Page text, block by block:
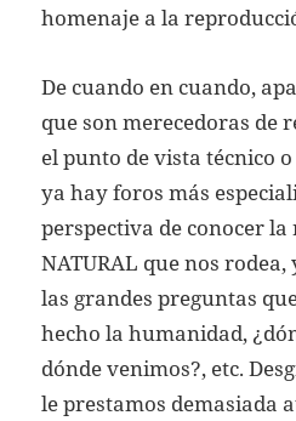
homenaje a la
De cuando en cuando,
que son merecedoras de
el punto de vista técnico
ya hay foros más
perspectiva de conocer
NATURAL que nos
las grandes preguntas
hecho la humanidad,
dónde venimos?, etc.
le prestamos demasiada